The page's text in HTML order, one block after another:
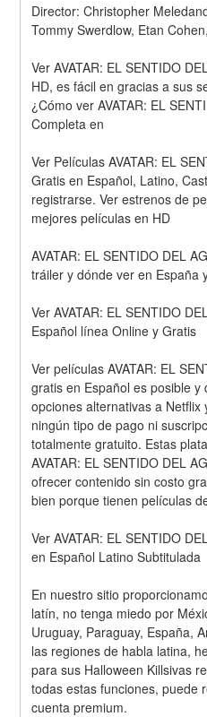
Director: Christopher
Tommy Swerdlow, Etan
Ver AVATAR: EL SENTIDO
HD, es fácil en gracias a sus
¿Cómo ver AVATAR: EL
Completa en
Ver Películas AVATAR: EL
Gratis en Español, Latino,
registrarse. Ver estrenos de
mejores películas en HD
AVATAR: EL SENTIDO DEL
tráiler y dónde ver en España
Ver AVATAR: EL SENTIDO
Español línea Online y Gratis
Ver películas AVATAR: EL
gratis en Español es posible y
opciones alternativas a
ningún tipo de pago ni
totalmente gratuito. Estas
AVATAR: EL SENTIDO DEL
ofrecer contenido sin costo
bien porque tienen películas
Ver AVATAR: EL SENTIDO
en Español Latino Subtitulada
En nuestro sitio
latín, no tenga miedo por
Uruguay, Paraguay, España,
las regiones de habla latina,
para sus Halloween Killsivas
todas estas funciones, puede
cuenta premium.